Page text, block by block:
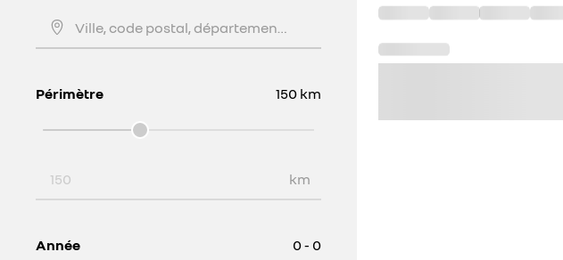
Périmètre 150 km
km
Année 0 - 0